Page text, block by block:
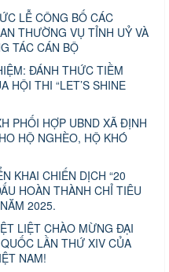
LỄ CÔNG BỐ CÁC
THƯỜNG VỤ TỈNH UỶ VÀ
TÁC CÁN BỘ
ĐÁNH THỨC TIỀM
HỘI THI “LET’S SHINE
PHỐI HỢP UBND XÃ ĐỊNH
HỘ NGHÈO, HỘ KHÓ
KHAI CHIẾN DỊCH “20
HOÀN THÀNH CHỈ TIÊU
2025.
LIỆT CHÀO MỪNG ĐẠI
LẦN THỨ XIV CỦA
NAM!